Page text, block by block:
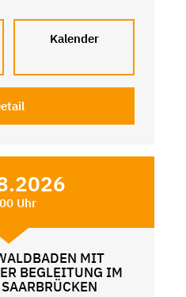
Kalender
Uhr
MIT
BEGLEITUNG IM